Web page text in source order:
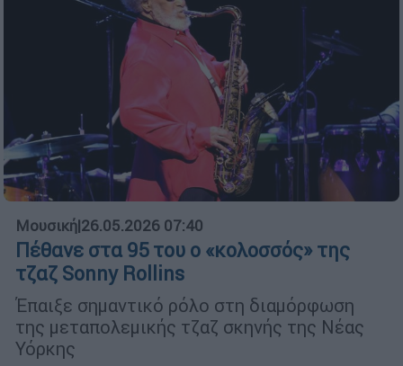
Μουσική|26.05.2026 07:40
Πέθανε στα 95 του ο «κολοσσός» της
τζαζ Sonny Rollins
Έπαιξε σημαντικό ρόλο στη διαμόρφωση
της μεταπολεμικής τζαζ σκηνής της Νέας
Υόρκης